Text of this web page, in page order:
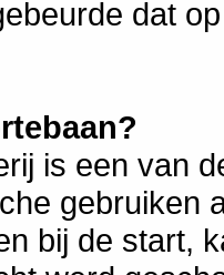
dat
is een van
gebruiken
bij de start,